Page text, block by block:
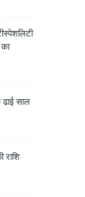
ढाई साल
राशि